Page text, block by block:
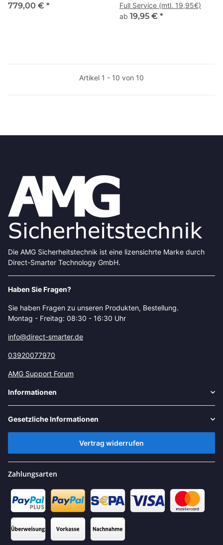
779,00 € *
Full Service (mtl. 19,95€)
ab 19,95 € *
Artikel 1 - 10 von 10
Die AMG Sicherheitstechnik ist eine lizensichrte Marke durch
Direct-Smarter Technology GmbH.
Haben Sie Fragen?
Sie haben Fragen zu unseren Produkten, Bestellung.
Montag - Freitag: 08:30 - 16:30 Uhr
info@direct-smarter.de
03920077970
AMG Support Forum
Informationen
Gesetzliche Informationen
Vertrag widerrufen
Zahlungsarten